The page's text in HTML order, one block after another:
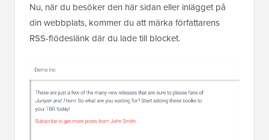
Nu, när du besöker den här sidan eller inlägget på
din webbplats, kommer du att märka författarens
RSS-flödeslänk där du lade till blocket.